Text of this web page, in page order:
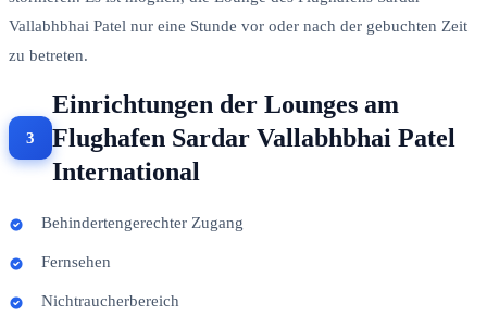
Vallabhbhai Patel nur eine Stunde vor oder nach der gebuchten Zeit
zu betreten.
Einrichtungen der Lounges am
Flughafen Sardar Vallabhbhai Patel
International
Behindertengerechter Zugang
Fernsehen
Nichtraucherbereich